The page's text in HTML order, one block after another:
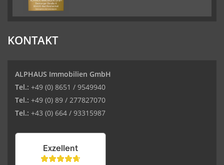
KONTAKT
ALPHAUS Immobilien GmbH
Tel.: +49 (0) 8651 / 9549940
Tel.: +49 (0) 89 / 277827070
Tel.: +43 (0) 664 / 93315987